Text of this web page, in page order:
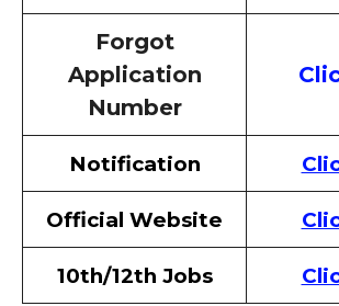
Forgot
Application
Number
Notification
Official Website
10th/12th Jobs